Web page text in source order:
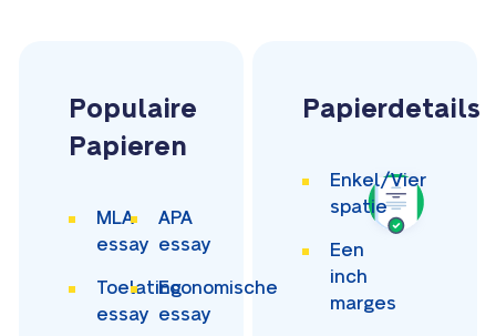
Populaire
Papieren
MLA
essay
APA
essay
Toelating
essay
Economische
essay
Papierdetails
Enkel/Vier
spatie
Een
inch
marges